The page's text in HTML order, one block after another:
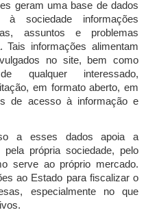
geram uma base de dados
à sociedade informações
assuntos e problemas
Tais informações alimentam
no site, bem como
qualquer interessado,
em formato aberto, em
de acesso à informação e
a esses dados apoia a
própria sociedade, pelo
serve ao próprio mercado.
ao Estado para fiscalizar o
especialmente no que